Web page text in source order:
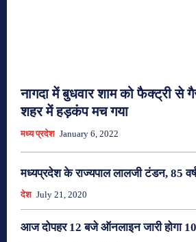
नागदा में बुधवार शाम को फैक्ट्री से
शहर में हड़कंप मच गया
मध्य प्रदेश January 6, 2022
मध्यप्रदेश के राज्यपाल लालजी टंडन, 85
देश July 21, 2020
आज दोपहर 12 बजे ऑनलाइन जारी होगा